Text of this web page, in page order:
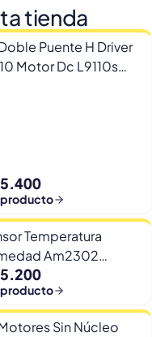
tienda
Puente H Driver
Motor Dc L9110s
producto
Temperatura
Am2302
am2302 Digital
producto
Sin Núcleo